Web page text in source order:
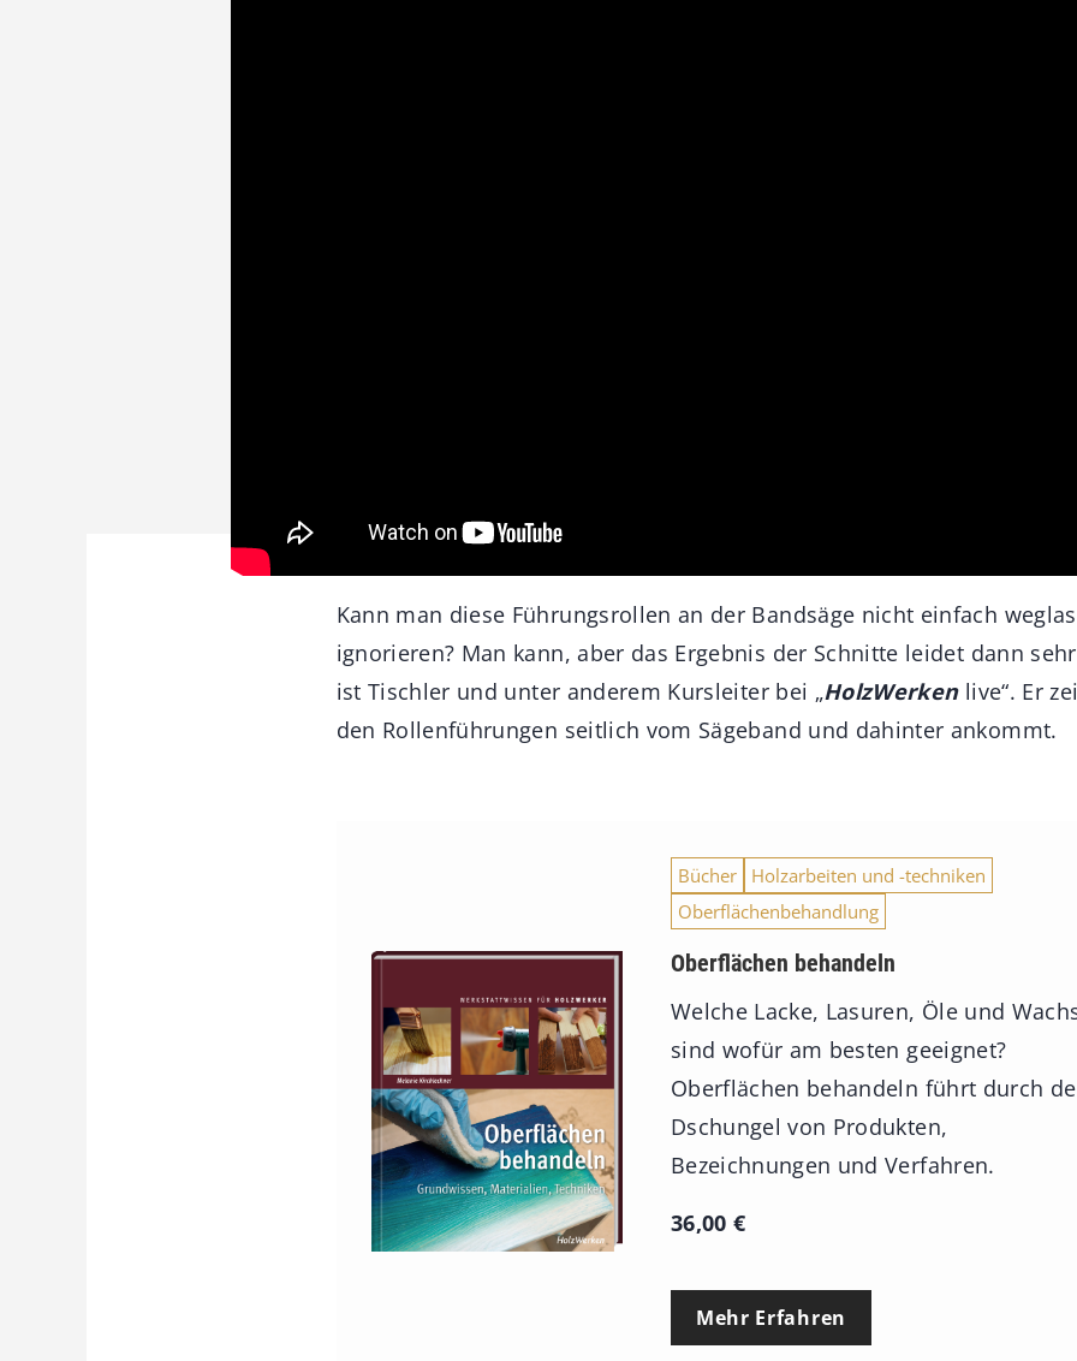
Kann man diese Führungsrollen an der Bandsäge nicht einfach
ignorieren? Man kann, aber das Ergebnis der Schnitte leidet dann
ist Tischler und unter anderem Kursleiter bei „HolzWerkenlive“. Er
den Rollenführungen seitlich vom Sägeband und dahinter ankommt.
Bücher
Holzarbeiten und -techniken
Oberflächenbehandlung
Oberflächen behandeln
Welche Lacke, Lasuren, Öle und
sind wofür am besten geeignet?
Oberflächen behandeln führt durch
Dschungel von Produkten,
Bezeichnungen und Verfahren.
36,00 €
Mehr Erfahren